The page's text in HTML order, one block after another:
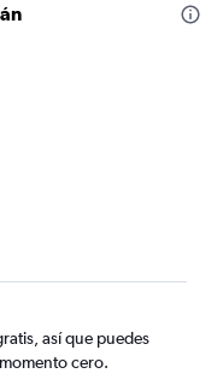
así que puedes
cero.